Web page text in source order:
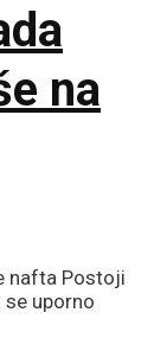
na
nafta Postoji
uporno